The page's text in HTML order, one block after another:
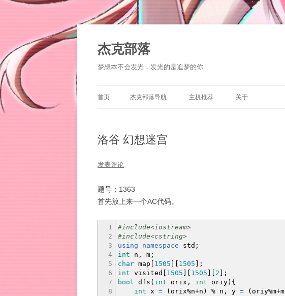
杰克部落
梦想本不会发光，发光的是追梦的你
首页 杰克部落导航 主机推荐 关于
洛谷 幻想迷宫
发表评论
题号：1363
首先放上来一个AC代码。
1
2
3
4
5
6
7
8
#include<iostream>
#include<cstring>
using
namespace std ;
int n, m ;
char map 1505 1505
;
int visited 1505 1505 2
;
bool dfs ( int orix, int oriy) {
int x = ( orix%n+n ) % n, y = ( oriy%m+m